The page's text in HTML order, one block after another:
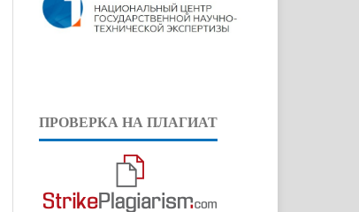
ПРОВЕРКА НА ПЛАГИАТ